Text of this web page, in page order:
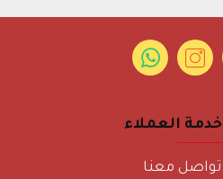
خدمة العملاء
تواصل معنا